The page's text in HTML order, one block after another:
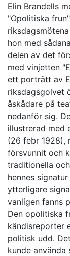
Elin Brandells
"Opolitiska
hon med
delen av det
med vinjetten
ett porträtt av
riksdagsgolvet
åskådare på
nedanför sig.
illustrerad med
(26 febr 1928),
försvunnit och
traditionella
hennes
ytterligare
vanligen fanns
Den opolitiska
kändisreporter
politisk udd.
kunde använda